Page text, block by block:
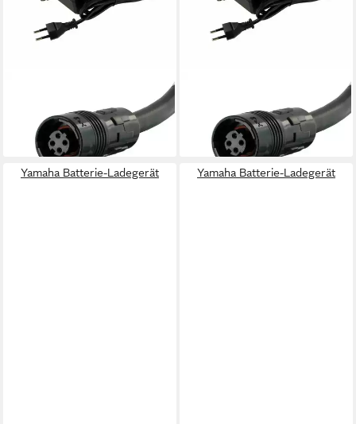
Batterie-Ladegerät
159,85 €
lieferbar - in 3-4 Werktagen bei dir
Batterie-Ladegerät
159,85 €
lieferbar - in 3-4 Werktagen bei dir
Yamaha Batterie-Ladegerät Yamaha Batterie-Ladegerät